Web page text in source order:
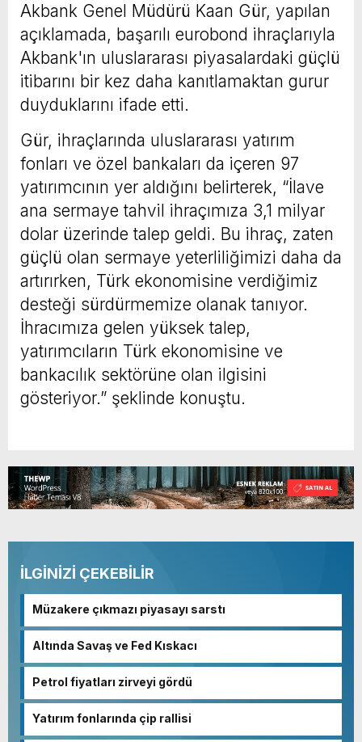
Akbank Genel Müdürü Kaan Gür, yapılan
açıklamada, başarılı eurobond ihraçlarıyla
Akbank'ın uluslararası piyasalardaki güçlü
itibarını bir kez daha kanıtlamaktan gurur
duyduklarını ifade etti.
Gür, ihraçlarında uluslararası yatırım
fonları ve özel bankaları da içeren 97
yatırımcının yer aldığını belirterek, “İlave
ana sermaye tahvil ihraçımıza 3,1 milyar
dolar üzerinde talep geldi. Bu ihraç, zaten
güçlü olan sermaye yeterliliğimizi daha da
artırırken, Türk ekonomisine verdiğimiz
desteği sürdürmemize olanak tanıyor.
İhracımıza gelen yüksek talep,
yatırımcıların Türk ekonomisine ve
bankacılık sektörüne olan ilgisini
gösteriyor.” şeklinde konuştu.
İLGİNİZİ ÇEKEBİLİR
Müzakere çıkmazı piyasayı sarstı
Altında Savaş ve Fed Kıskacı
Petrol fiyatları zirveyi gördü
Yatırım fonlarında çip rallisi